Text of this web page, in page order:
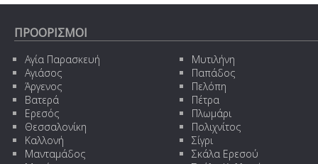
ΠΡΟΟΡΙΣΜΟΙ
Αγία Παρασκευή
Αγιάσος
Άργενος
Βατερά
Ερεσός
Θεσσαλονίκη
Καλλονή
Μανταμάδος
Μυτιλήνη
Παπάδος
Πελόπη
Πέτρα
Πλωμάρι
Πολιχνίτος
Σίγρι
Σκάλα Ερεσού